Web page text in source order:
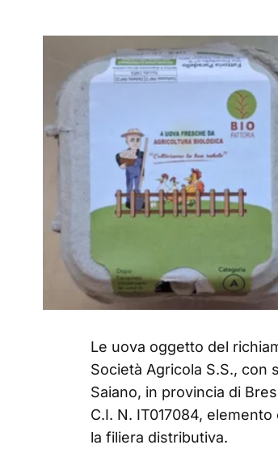
Le uova oggetto del
Società Agricola S.S., con
Saiano, in provincia di
C.I. N. IT017084,
la filiera distributiva.